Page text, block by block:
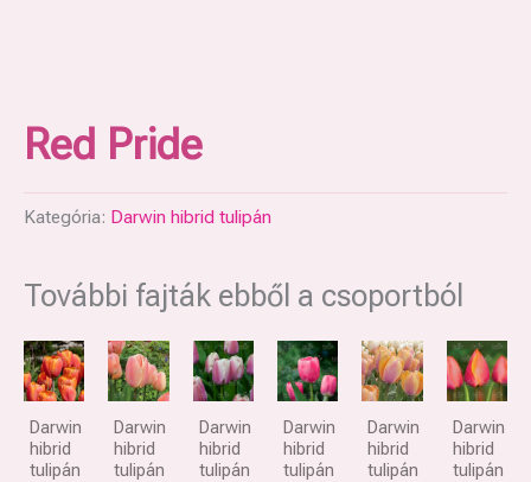
Red Pride
Kategória: Darwin hibrid tulipán
További fajták ebből a csoportból
Darwin
hibrid
tulipán
Darwin
hibrid
tulipán
Darwin
hibrid
tulipán
Darwin
hibrid
tulipán
Darwin
hibrid
tulipán
Darwin
hibrid
tulipán